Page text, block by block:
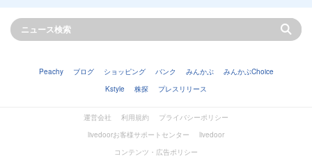
Peachy ブログ ショッピング バンク みんかぶ
みんかぶChoice
Kstyle
株探 プレスリリース
運営会社 利用規約
プライバシーポリシー
livedoorお客様サポートセンター
livedoor
コンテンツ・広告ポリシー